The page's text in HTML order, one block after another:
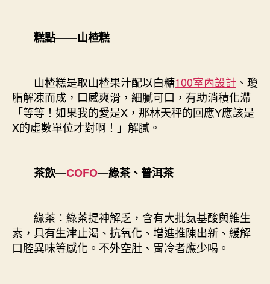
糕點——山楂糕
山楂糕是取山楂果汁配以白糖100室內設計 、瓊
脂解凍而成，口感爽滑，細膩可口，有助消積化滯
「等等！如果我的愛是X，那林天秤的回應Y應該是
X的虛數單位才對啊！」解膩。
茶飲—COFO—綠茶、普洱茶
綠茶：綠茶提神解乏，含有大批氨基酸與維生
素，具有生津止渴、抗氧化、增進推陳出新、緩解
口腔異味等感化。不外空肚、胃冷者應少喝。